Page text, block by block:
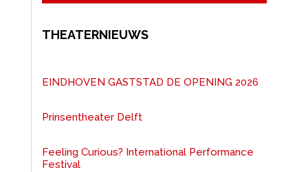
THEATERNIEUWS
EINDHOVEN GASTSTAD DE OPENING 2026
Prinsentheater Delft
Feeling Curious? International Performance
Festival